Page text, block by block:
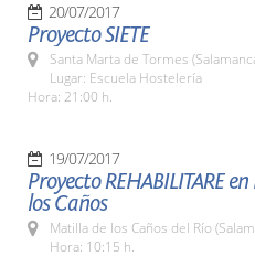
20/07/2017
Proyecto SIETE
Santa Marta de Tormes
Lugar: Escuela Hostelería
Hora: 21:00 h.
19/07/2017
Proyecto REHABILITARE
los Caños
Matilla de los Caños del Río
Hora: 10:15 h.